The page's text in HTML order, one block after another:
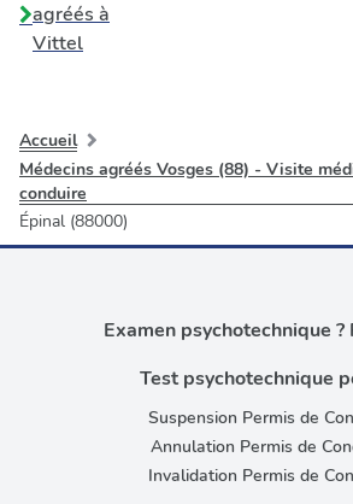
agréés à
Vittel
Accueil
Médecins agréés Vosges (88) - Visite
conduire
Épinal (88000)
Examen psychotechnique ?
Test psychotechnique
Suspension Permis de
Annulation Permis de
Invalidation Permis de